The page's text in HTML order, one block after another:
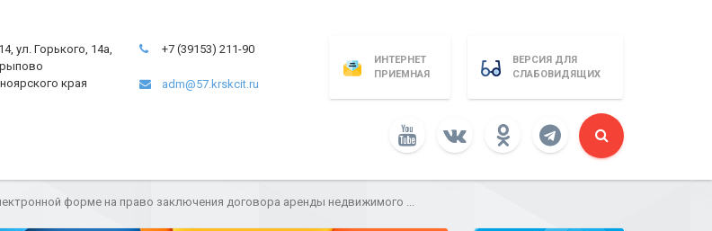
ул. Горького, 14а,
края
+7 (39153) 211-90
adm@57.krskcit.ru
ИНТЕРНЕТ
ПРИЕМНАЯ
ВЕРСИЯ ДЛЯ
СЛАБОВИДЯЩИХ
форме на право заключения договора аренды недвижимого ...